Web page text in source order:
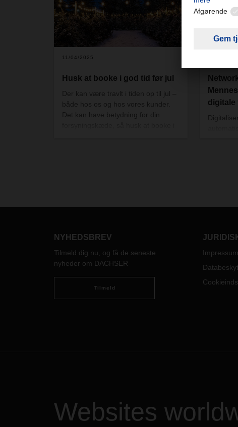
hvordan det påvirker både pris og
leveringstid.
11/04/2025
Husk at booke i god tid før jul
Der kan være travlt i tiden op til jul –
både hos os og hos vores kunder.
Det kan have betydning for din
digitale
af
NYHEDSBREV
Tilmeld dig nu, og få de seneste
nyheder om DACHSER
Tilmeld
Impressum
Websites